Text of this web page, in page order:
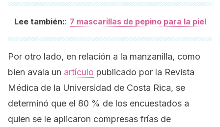
Lee también:: 7 mascarillas de pepino para la piel
Por otro lado, en relación a la manzanilla, como
bien avala un artículo publicado por la Revista
Médica de la Universidad de Costa Rica, se
determinó que el 80 % de los encuestados a
quien se le aplicaron compresas frías de